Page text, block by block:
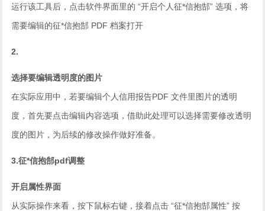
运行该工具后，点击软件界面里的 “开启个人征*信抱郜” 选项，将
需要编辑的征*信抱郜 PDF 档案打开
2.
选择要编辑透明度的图片
在实际应用中，若要编辑个人信用报告PDF 文件里图片的透明
度，首先要点击编辑内容选项，借助此处理可以选择需要修改透明
度的图片，为后续的修改操作做好准备。
3.征*信抱郜pdf调整
开启属性界面
从实际操作来看，按下鼠标右键，接着点击 “征*信抱郜属性” 按